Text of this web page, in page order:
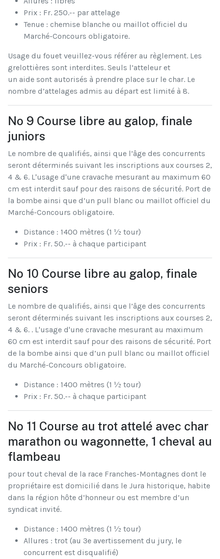
Prix : Fr. 250.-- par attelage
Tenue : chemise blanche ou maillot officiel du
Marché-Concours obligatoire.
Usage du fouet veuillez-vous référer au règlement. Les
grelottières sont interdites. Seuls l’atteleur et
un aide sont autorisés à prendre place sur le char. Le
nombre d’attelages admis au départ est limité à 8.
No 9 Course libre au galop, finale
juniors
Le nombre de qualifiés, ainsi que l’âge des concurrents
seront déterminés suivant les inscriptions aux courses 2,
4 & 6. L'usage d'une cravache mesurant au maximum 60
cm est interdit sauf pour des raisons de sécurité. Port de
la bombe ainsi que d’un pull blanc ou maillot officiel du
Marché-Concours obligatoire.
Distance : 1400 mètres (1 ½ tour)
Prix : Fr. 50.-- à chaque participant
No 10 Course libre au galop, finale
seniors
Le nombre de qualifiés, ainsi que l’âge des concurrents
seront déterminés suivant les inscriptions aux courses 2,
4 & 6. . L'usage d'une cravache mesurant au maximum
60 cm est interdit sauf pour des raisons de sécurité. Port
de la bombe ainsi que d’un pull blanc ou maillot officiel
du Marché-Concours obligatoire.
Distance : 1400 mètres (1 ½ tour)
Prix : Fr. 50.-- à chaque participant
No 11 Course au trot attelé avec char
marathon ou wagonnette, 1 cheval au
flambeau
pour tout cheval de la race Franches-Montagnes dont le
propriétaire est domicilié dans le Jura historique, habite
dans la région hôte d’honneur ou est membre d’un
syndicat invité.
Distance : 1400 mètres (1 ½ tour)
Allures : trot (au 3e avertissement du jury, le
concurrent est disqualifié)